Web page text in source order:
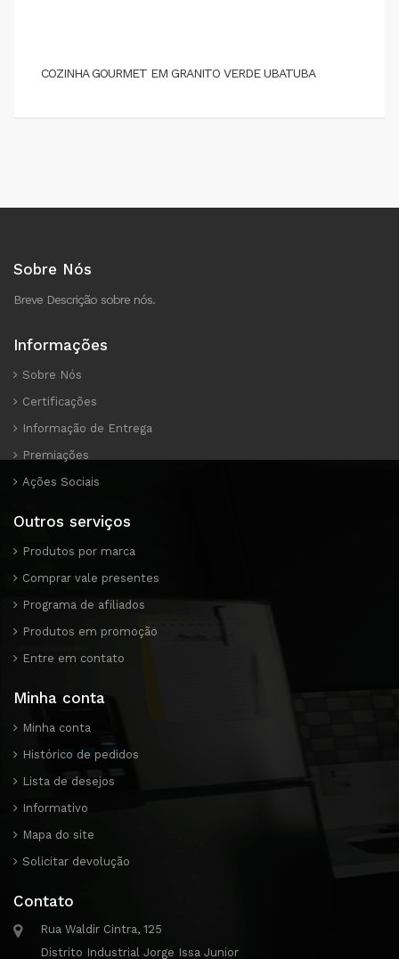
COZINHA GOURMET EM GRANITO VERDE UBATUBA
Sobre Nós
Breve Descrição sobre nós.
Informações
Sobre Nós
Certificações
Informação de Entrega
Premiações
Ações Sociais
Outros serviços
Produtos por marca
Comprar vale presentes
Programa de afiliados
Produtos em promoção
Entre em contato
Minha conta
Minha conta
Histórico de pedidos
Lista de desejos
Informativo
Mapa do site
Solicitar devolução
Contato
Rua Waldir Cintra, 125
Distrito Industrial Jorge Issa Junior